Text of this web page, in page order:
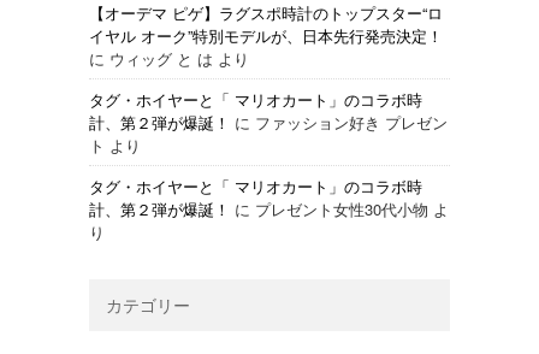
【オーデマ ピゲ】ラグスポ時計のトップスター“ロ
イヤル オーク”特別モデルが、日本先行発売決定！
に ウィッグ と は より
タグ・ホイヤーと「 マリオカート」のコラボ時
計、第２弾が爆誕！ に ファッション好き プレゼン
ト より
タグ・ホイヤーと「 マリオカート」のコラボ時
計、第２弾が爆誕！ に プレゼント女性30代小物 よ
り
カテゴリー